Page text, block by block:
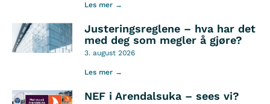
Les mer →
Justeringsreglene – hva har det
med deg som megler å gjøre?
3. august 2026
Les mer →
NEF i Arendalsuka – sees vi?